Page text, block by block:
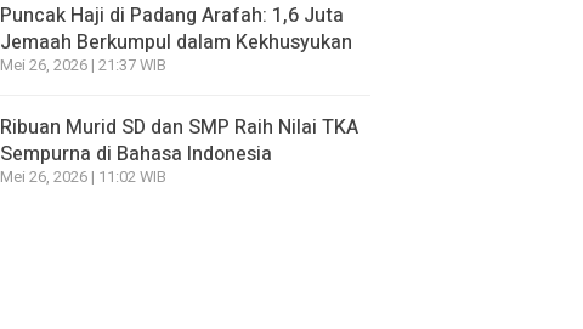
Puncak Haji di Padang Arafah: 1,6 Juta
Jemaah Berkumpul dalam Kekhusyukan
Mei 26, 2026 | 21:37 WIB
Ribuan Murid SD dan SMP Raih Nilai TKA
Sempurna di Bahasa Indonesia
Mei 26, 2026 | 11:02 WIB